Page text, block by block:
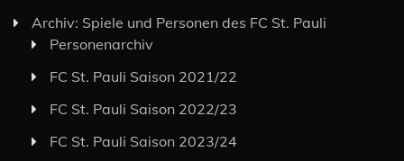
Archiv: Spiele und Personen des FC St. Pauli
Personenarchiv
FC St. Pauli Saison 2021/22
FC St. Pauli Saison 2022/23
FC St. Pauli Saison 2023/24